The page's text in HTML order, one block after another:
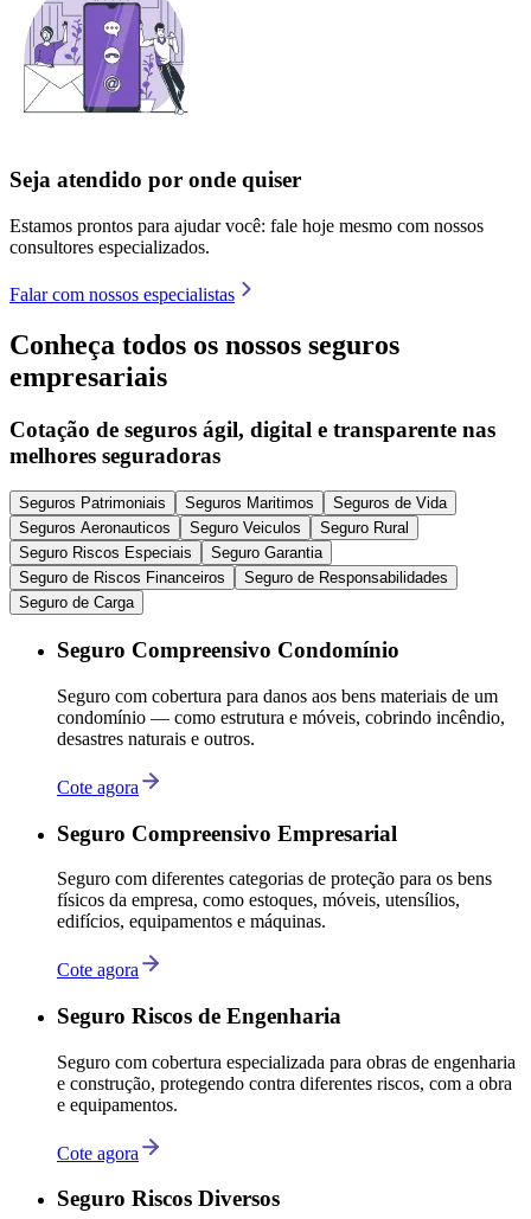
Seja atendido por onde quiser
Estamos prontos para ajudar você: fale hoje mesmo com nossos
consultores especializados.
Falar com nossos especialistas
Conheça todos os nossos seguros
empresariais
Cotação de seguros ágil, digital e transparente nas
melhores seguradoras
Seguros Patrimoniais Seguros Maritimos
Seguros de Vida
Seguros Aeronauticos
Seguro Veiculos
Seguro Rural
Seguro Riscos Especiais
Seguro Garantia
Seguro de Riscos Financeiros
Seguro de Responsabilidades
Seguro de Carga
Seguro Compreensivo Condomínio
Seguro com cobertura para danos aos bens materiais de um
condomínio — como estrutura e móveis, cobrindo incêndio,
desastres naturais e outros.
Cote agora
Seguro Compreensivo Empresarial
Seguro com diferentes categorias de proteção para os bens
físicos da empresa, como estoques, móveis, utensílios,
edifícios, equipamentos e máquinas.
Cote agora
Seguro Riscos de Engenharia
Seguro com cobertura especializada para obras de engenharia
e construção, protegendo contra diferentes riscos, com a obra
e equipamentos.
Cote agora
Seguro Riscos Diversos